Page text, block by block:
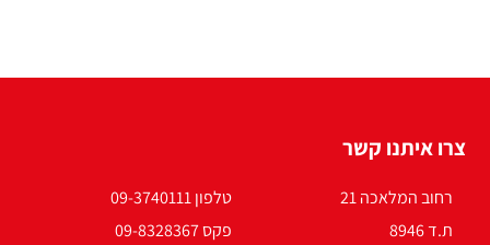
צרו איתנו קשר
רחוב המלאכה 21
ת.ד 8946
טלפון 09-3740111
פקס 09-8328367